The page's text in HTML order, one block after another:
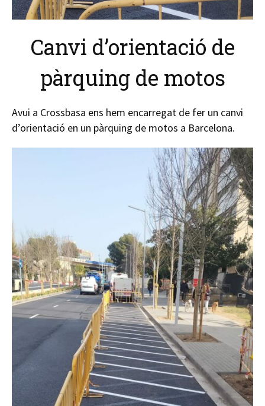
Canvi d’orientació de
pàrquing de motos
Avui a Crossbasa ens hem encarregat de fer un canvi
d’orientació en un pàrquing de motos a Barcelona.